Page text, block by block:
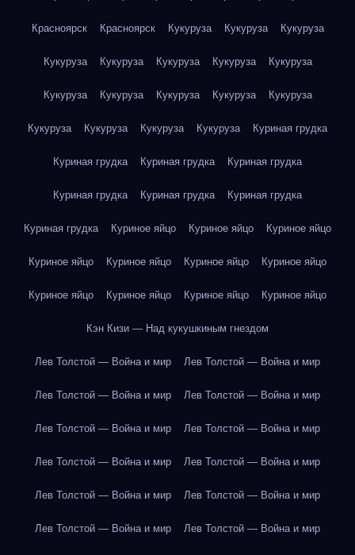
Красноярск Красноярск Кукуруза Кукуруза Кукуруза
Кукуруза Кукуруза Кукуруза Кукуруза Кукуруза
Кукуруза Кукуруза Кукуруза Кукуруза Кукуруза
Кукуруза Кукуруза Кукуруза Кукуруза Куриная грудка
Куриная грудка Куриная грудка Куриная грудка
Куриная грудка Куриная грудка Куриная грудка
Куриная грудка Куриное яйцо Куриное яйцо Куриное яйцо
Куриное яйцо Куриное яйцо Куриное яйцо Куриное яйцо
Куриное яйцо Куриное яйцо Куриное яйцо Куриное яйцо
Кэн Кизи — Над кукушкиным гнездом
Лев Толстой — Война и мир Лев Толстой — Война и мир
Лев Толстой — Война и мир Лев Толстой — Война и мир
Лев Толстой — Война и мир Лев Толстой — Война и мир
Лев Толстой — Война и мир Лев Толстой — Война и мир
Лев Толстой — Война и мир Лев Толстой — Война и мир
Лев Толстой — Война и мир Лев Толстой — Война и мир